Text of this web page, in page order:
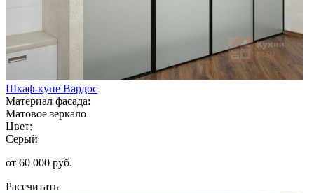
Шкаф-купе Вардос
Материал фасада:
Матовое зеркало
Цвет:
Серый
от 60 000 руб.
Рассчитать